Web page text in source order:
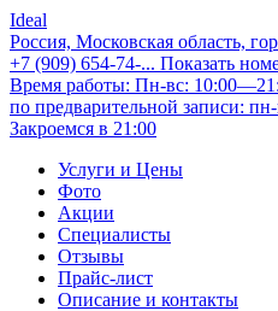
Ideal
Россия, Московская область,
+7 (909) 654-74-... Показать
Время работы: Пн-вс:
по предварительной записи:
Закроемся в 21:00
Услуги и Цены
Фото
Акции
Специалисты
Отзывы
Прайс-лист
Описание и контакты